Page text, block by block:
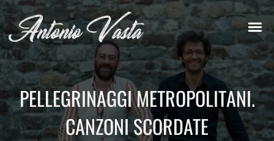
PELLEGRINAGGI METROPOLITANI.
CANZONI SCORDATE